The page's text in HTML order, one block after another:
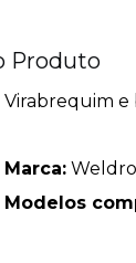
Produto
Virabrequim e
Marca: Weldro
Modelos